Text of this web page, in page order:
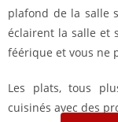
plafond de la salle
éclairent la salle et
féérique et vous ne
Les plats, tous
cuisinés avec des